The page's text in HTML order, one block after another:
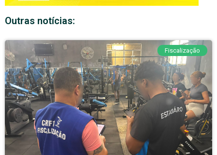
Outras notícias:
Fiscalização